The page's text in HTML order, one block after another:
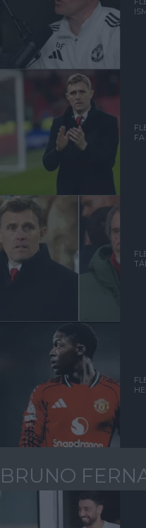
BRUNO